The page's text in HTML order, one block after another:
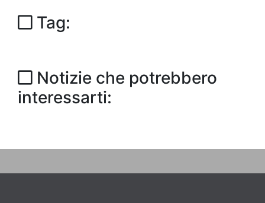
Tag:
Notizie che potrebbero
interessarti: